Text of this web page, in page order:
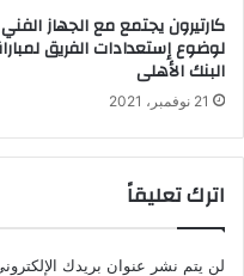
كارتيرون يجتمع مع الجهاز الفني
لوضوع إستعدادات الفريق
البنك الأهلى
21 نوفمبر، 2021
اترك تعليقاً
لن يتم نشر عنوان بريدك